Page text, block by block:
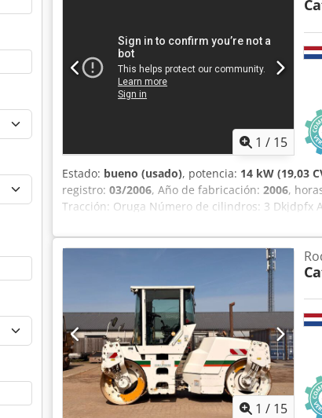
1 / 15
Estado: bueno (usado), potencia: 14 kW (19,03
registro: 03/2006, Año de fabricación: 2006,
Tracción: Oruga Número de cilindros: 3 Dkjdpfx
bueno Estado visual: bueno Precio: A consultar
Hek para más información.
1 / 15